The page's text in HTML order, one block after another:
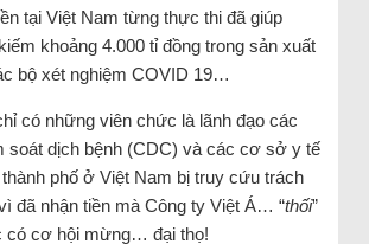
tại Việt Nam từng thực thi đã giúp
khoảng 4.000 tỉ đồng trong sản xuất
bộ xét nghiệm COVID 19…
có những viên chức là lãnh đạo các
soát dịch bệnh (CDC) và các cơ sở y tế
phố ở Việt Nam bị truy cứu trách
đã nhận tiền mà Công ty Việt Á… “thối”
có cơ hội mừng… đại thọ!